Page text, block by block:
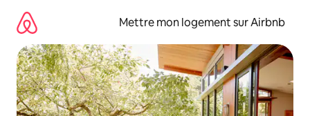
directement
contenu
Mettre mon logement sur Airbnb